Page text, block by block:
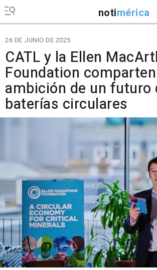
notimérica
26 DE JUNIO DE 2025
CATL y la Ellen
Foundation
ambición de un futuro
baterías circulares